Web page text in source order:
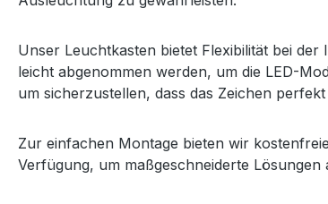
Unser Leuchtkasten bietet Flexibilität bei
leicht abgenommen werden, um die LED-
um sicherzustellen, dass das Zeichen
Zur einfachen Montage bieten wir
Verfügung, um maßgeschneiderte Lösungen